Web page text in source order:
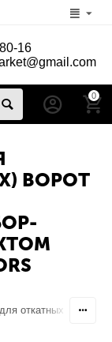
16
0
ВОРОТ
откатных ворот